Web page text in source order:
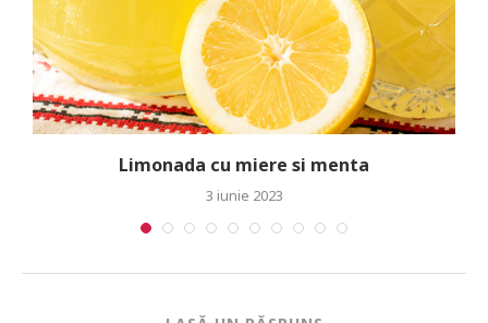
Limonada cu miere si menta
3 iunie 2023